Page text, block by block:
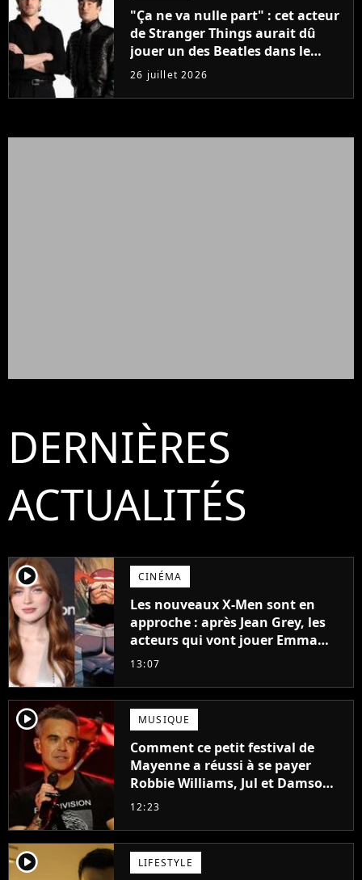
"Ça ne va nulle part" : cet acteur
de Stranger Things aurait dû
jouer un des Beatles dans le
biopic, mais il a été recalé
26 juillet 2026
DERNIÈRES
ACTUALITÉS
player2 CINÉMA
Les nouveaux X-Men sont en
approche : après Jean Grey, les
acteurs qui vont jouer Emma
Frost et Cyclope trouvés !
13:07
player2 MUSIQUE
Comment ce petit festival de
Mayenne a réussi à se payer
Robbie Williams, Jul et Damso
cette année ?
12:23
player2 LIFESTYLE